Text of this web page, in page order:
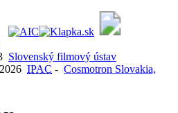
Slovenský filmový ústav
IPAC - Cosmotron Slovakia,